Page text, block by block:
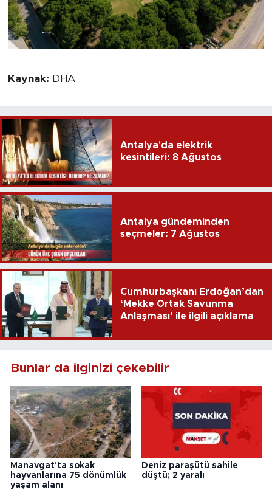
Kaynak: DHA
Antalya'da elektrik
kesintileri: 8 Ağustos
Antalya gündeminden
seçmeler: 7 Ağustos
Cumhurbaşkanı Erdoğan’dan
‘Mekke Ortak Savunma
Anlaşması’ ile ilgili açıklama
Bunlar da ilginizi çekebilir
Manavgat'ta sokak
hayvanlarına 75 dönümlük
yaşam alanı
Deniz paraşütü sahile
düştü; 2 yaralı